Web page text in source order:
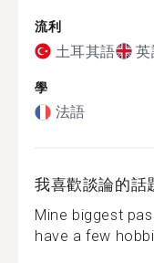
流利
土耳其語 英
學
法語
我喜歡談論的話
Mine biggest
have a few